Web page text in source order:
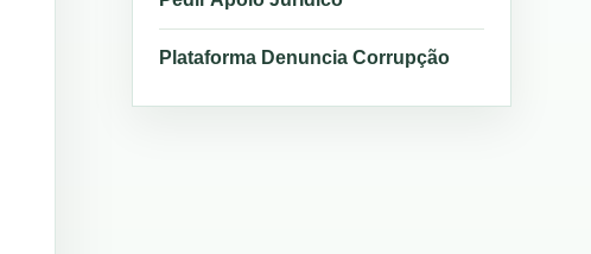
Plataforma Denuncia Corrupção